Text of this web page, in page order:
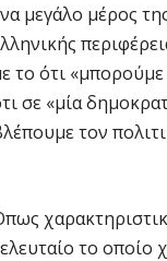
μεγάλο μέρος
το ότι
σε «μία
τον
το οποίο